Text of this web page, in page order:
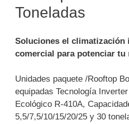
Toneladas
Soluciones el climatización
comercial para potenciar tu
Unidades paquete /Rooftop
equipadas Tecnología
Ecológico R-410A,
5,5/7,5/10/15/20/25 y 30